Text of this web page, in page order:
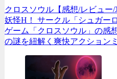
クロスソウル【感想/レビュー/
妖怪H！ サークル「シュガー
ゲーム「クロスソウル」の感
の謎を紐解く爽快アクション